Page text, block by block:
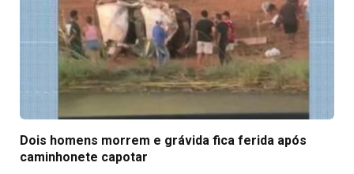
Dois homens morrem e grávida fica ferida após
caminhonete capotar